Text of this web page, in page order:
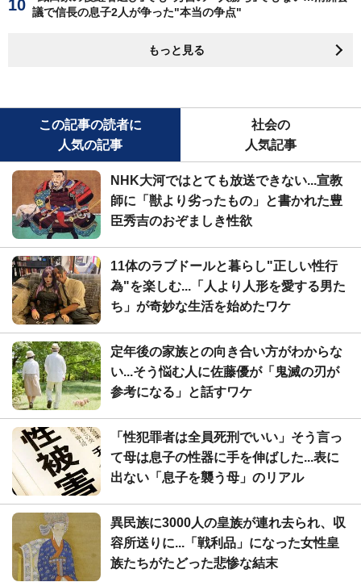
議で信長の息子2人が争った"本当の争点"
もっと見る
この記事の読者に
人気の記事
社会の
人気記事
NHK大河ではとても放送できない...宣教
師に「獣より劣ったもの」と書かれた豊
臣秀吉のおぞましき性欲
11体のラブドールと暮らし"正しい性行
為"を楽しむ...「人より人形を愛する男た
ち」が奇妙な生活を始めたワケ
定年後の家族との向き合い方がわからな
い...そう悩む人に佐藤優が「鬼滅の刃が
参考になる」と話すワケ
「性犯罪者は全員死刑でいい」そう言っ
て母は息子の性器に手を伸ばした...表に
出ない「息子を襲う母」のリアル
異民族に3000人の皇族が連れ去られ、収
容所送りに...「戦利品」になった女性皇
族たちがたどった悲惨な結末